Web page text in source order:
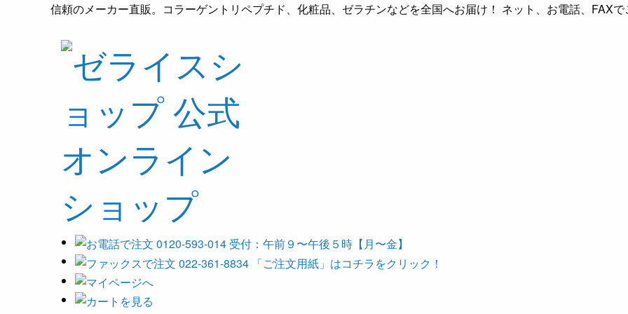
信頼のメーカー直販。コラーゲントリペプチド、化粧品、ゼラチンなどを全国へお届け！ ネット、お電話、FAX